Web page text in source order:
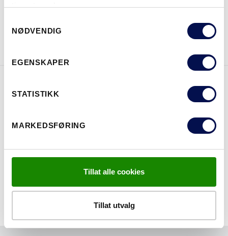
tjenestene deres.
Selection
NØDVENDIG
EGENSKAPER
STATISTIKK
MARKEDSFØRING
Tillat alle cookies
Tillat utvalg
LAST NED BROSJYRE KONTAKT OSS